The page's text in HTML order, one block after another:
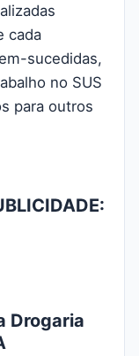
cada
sucedidas,
no SUS
para outros
Drogaria